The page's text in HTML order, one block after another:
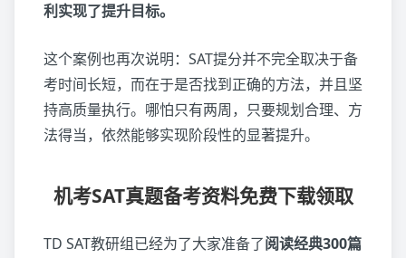
利实现了提升目标。
这个案例也再次说明：SAT提分并不完全取决于备
考时间长短，而在于是否找到正确的方法，并且坚
持高质量执行。哪怕只有两周，只要规划合理、方
法得当，依然能够实现阶段性的显著提升。
机考SAT真题备考资料免费下载领取
TD SAT教研组已经为了大家准备了阅读经典300篇